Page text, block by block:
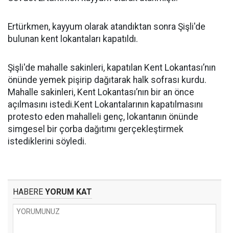
Ertürkmen, kayyum olarak atandıktan sonra Şişli'de
bulunan kent lokantaları kapatıldı.
Şişli'de mahalle sakinleri, kapatılan Kent Lokantası’nın
önünde yemek pişirip dağıtarak halk sofrası kurdu.
Mahalle sakinleri, Kent Lokantası’nın bir an önce
açılmasını istedi.Kent Lokantalarının kapatılmasını
protesto eden mahalleli genç, lokantanın önünde
simgesel bir çorba dağıtımı gerçekleştirmek
istediklerini söyledi.
HABERE YORUM KAT